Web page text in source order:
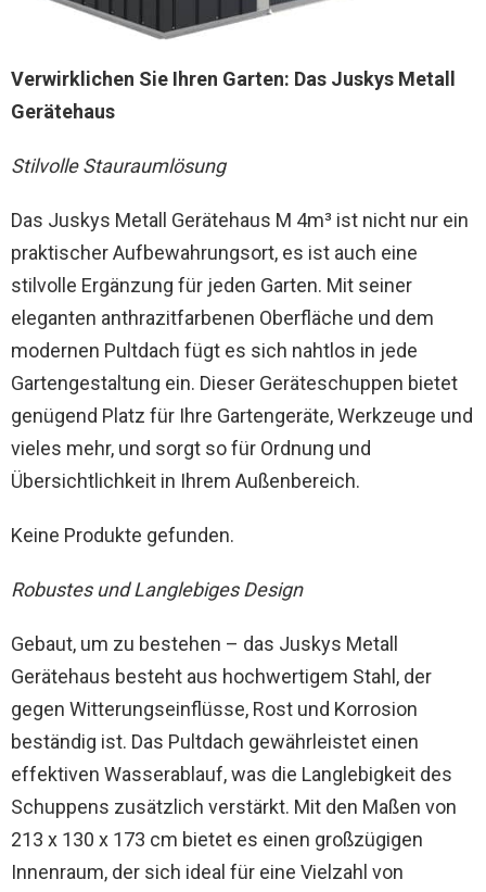
Verwirklichen Sie Ihren Garten: Das Juskys Metall
Gerätehaus
Stilvolle Stauraumlösung
Das Juskys Metall Gerätehaus M 4m³ ist nicht nur ein
praktischer Aufbewahrungsort, es ist auch eine
stilvolle Ergänzung für jeden Garten. Mit seiner
eleganten anthrazitfarbenen Oberfläche und dem
modernen Pultdach fügt es sich nahtlos in jede
Gartengestaltung ein. Dieser Geräteschuppen bietet
genügend Platz für Ihre Gartengeräte, Werkzeuge und
vieles mehr, und sorgt so für Ordnung und
Übersichtlichkeit in Ihrem Außenbereich.
Keine Produkte gefunden.
Robustes und Langlebiges Design
Gebaut, um zu bestehen – das Juskys Metall
Gerätehaus besteht aus hochwertigem Stahl, der
gegen Witterungseinflüsse, Rost und Korrosion
beständig ist. Das Pultdach gewährleistet einen
effektiven Wasserablauf, was die Langlebigkeit des
Schuppens zusätzlich verstärkt. Mit den Maßen von
213 x 130 x 173 cm bietet es einen großzügigen
Innenraum, der sich ideal für eine Vielzahl von